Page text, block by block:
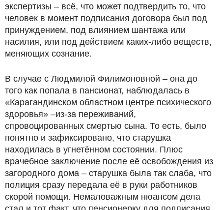
экспертизы – всё, что может подтвердить то, что
человек в момент подписания договора был под
принуждением, под влиянием шантажа или
насилия, или под действием каких-либо веществ,
меняющих сознание.
В случае с Людмилой Филимоновной – она до
того как попала в пансионат, наблюдалась в
«Карагандинском областном центре психического
здоровья» –из-за переживаний,
спровоцированных смертью сына. То есть, было
понятно и зафиксировано, что старушка
находилась в угнетённом состоянии. Плюс
врачебное заключение после её освобождения из
загородного дома – старушка была так слаба, что
полиция сразу передала её в руки работников
скорой помощи. Немаловажным нюансом дела